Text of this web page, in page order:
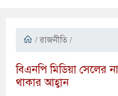
/ রাজনীতি /
​বিএনপি মিডিয়া সেলের
থাকার আহ্বান